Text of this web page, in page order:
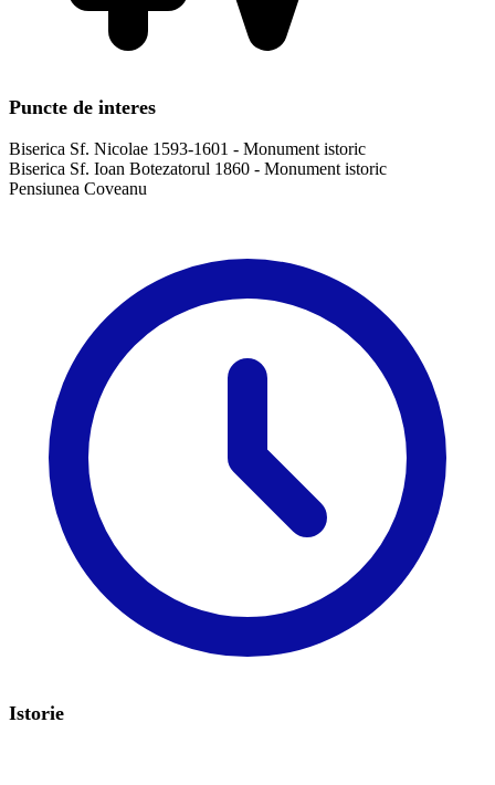
Puncte de interes
Biserica Sf. Nicolae 1593-1601 - Monument istoric
Biserica Sf. Ioan Botezatorul 1860 - Monument istoric
Pensiunea Coveanu
Istorie